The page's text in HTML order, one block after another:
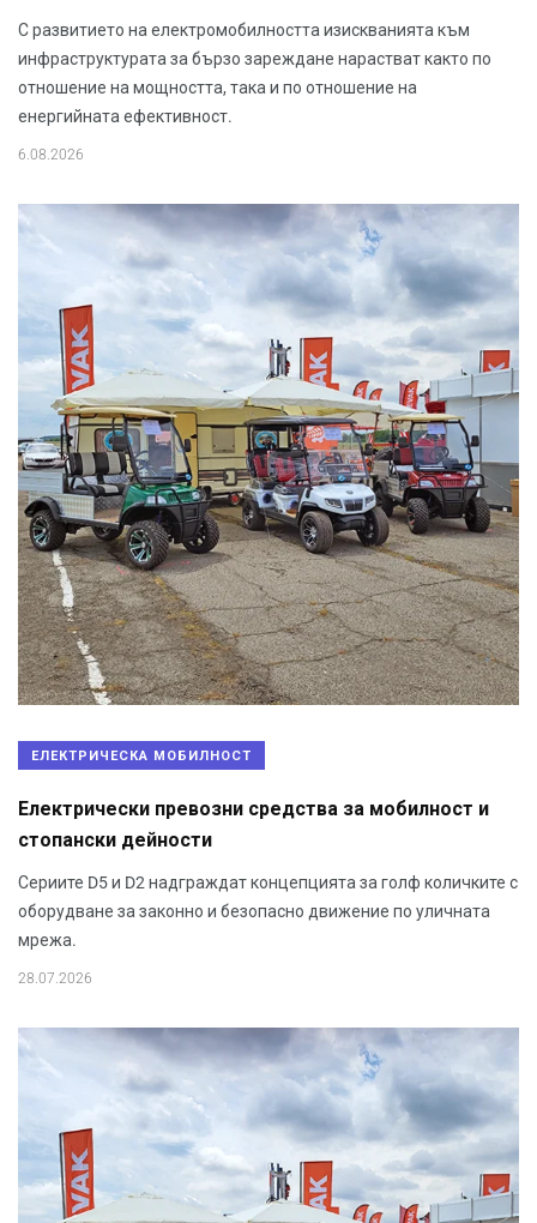
С развитието на електромобилността изискванията към
инфраструктурата за бързо зареждане нарастват както по
отношение на мощността, така и по отношение на
енергийната ефективност.
6.08.2026
ЕЛЕКТРИЧЕСКА МОБИЛНОСТ
Електрически превозни средства за мобилност и
стопански дейности
Сериите D5 и D2 надграждат концепцията за голф количките с
оборудване за законно и безопасно движение по уличната
мрежа.
28.07.2026